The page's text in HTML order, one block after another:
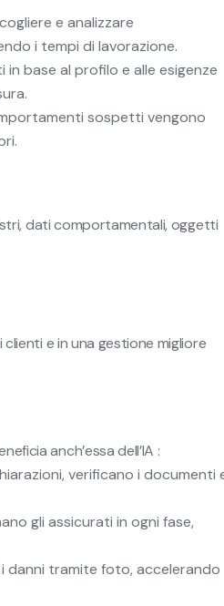
e analizzare
i tempi di lavorazione.
base al profilo e alle esigenze
sospetti vengono
dati comportamentali, oggetti
e in una gestione migliore
anch’essa dell’IA :
verificano i documenti
gli assicurati in ogni fase,
i danni tramite foto, accelerando